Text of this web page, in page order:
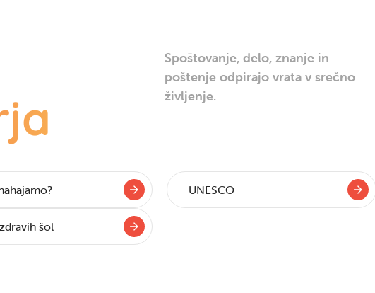
Spoštovanje, delo, znanje in
poštenje odpirajo vrata v srečno
življenje.
UNESCO
šol